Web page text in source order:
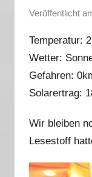
Veröffentlicht
Temperatur:
Wetter:
Gefahren:
Solarertrag:
Wir bleiben
Lesestoff